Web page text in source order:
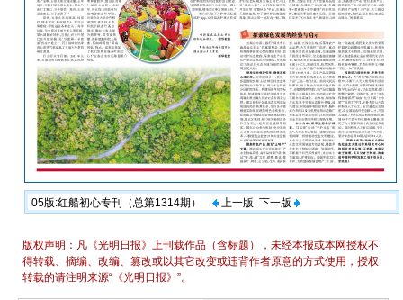
05版:红船初心专刊（总第1314期） 上一版 下一版